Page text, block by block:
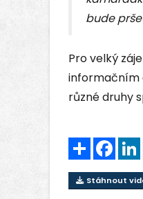
bude
Pro velký
informačním
různé druhy
Sdílet
Stáhnout